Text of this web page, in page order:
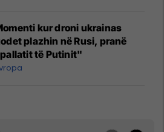
kur droni ukrainas
plazhin në Rusi, pranë
të Putinit"